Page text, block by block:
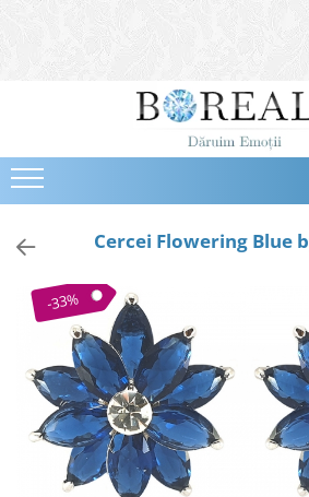
Bijuterii
Cercei
Bratari
Coliere
Brose
Tiare
Destinatari
Bijuterii Femei
Bijuterii Copii
Bijuterii Mirese
Selectii
Cercei Flowering Blue
-33%